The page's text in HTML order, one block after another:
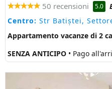
50 recensioni 5.0
Centro: Str Batiștei,
Appartamento vacanze di 2
SENZA ANTICIPO • Pago